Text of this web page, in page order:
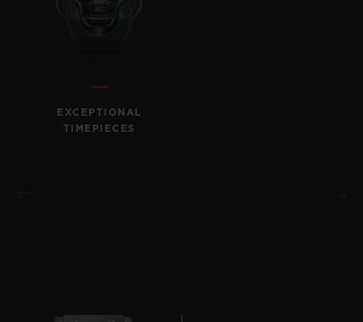
EXCEPTIONAL
TIMEPIECES